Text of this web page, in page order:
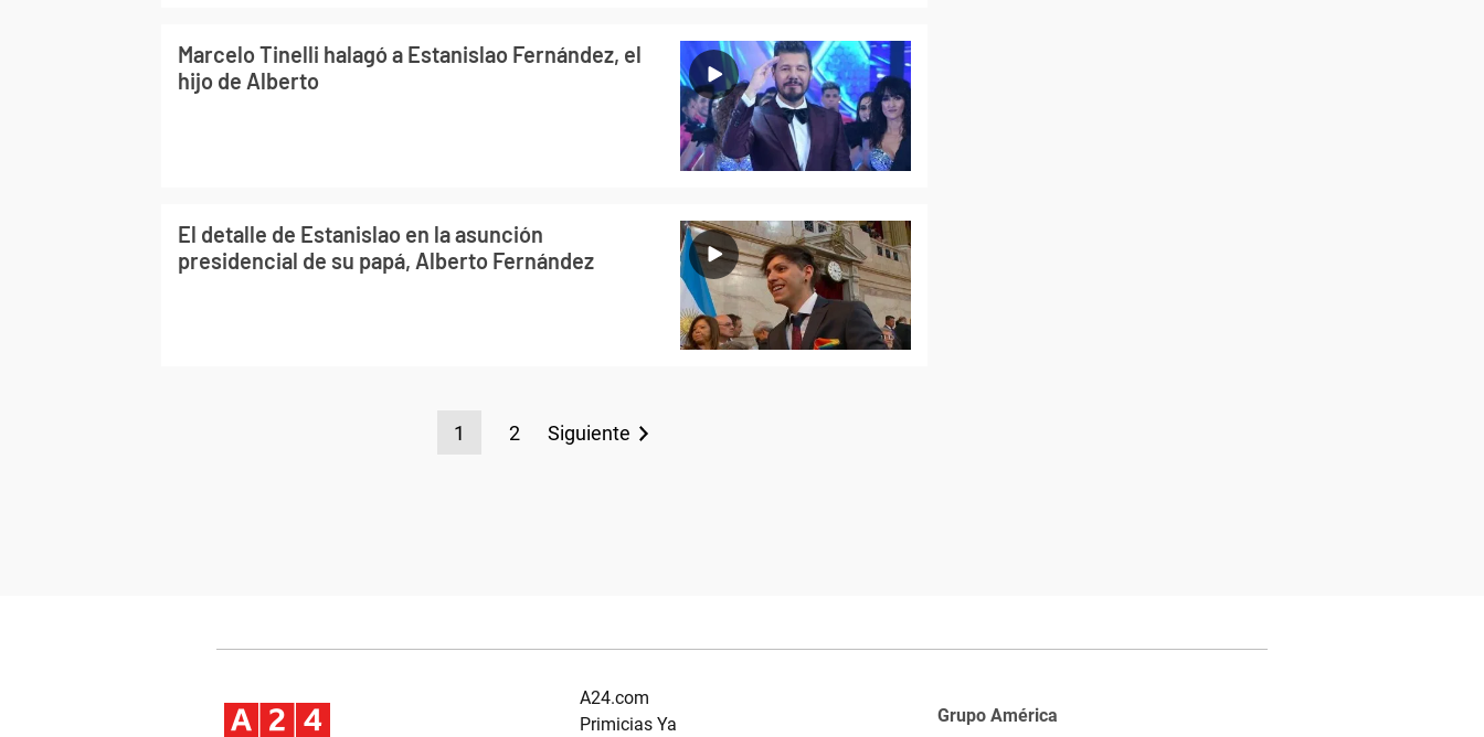
Marcelo Tinelli halagó a Estanislao Fernández, el
hijo de Alberto
El detalle de Estanislao en la asunción
presidencial de su papá, Alberto Fernández
1 2 Siguiente
A24.com
Primicias Ya
Grupo América